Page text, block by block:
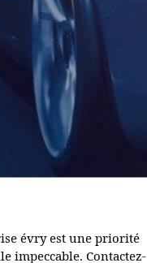
évry est une priorité
impeccable. Contactez-